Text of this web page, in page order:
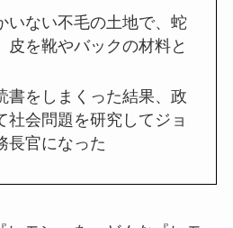
いない不毛の土地で、蛇
皮を靴やバックの材料と
書をしまくった結果、政
社会問題を研究してジョ
長官になった